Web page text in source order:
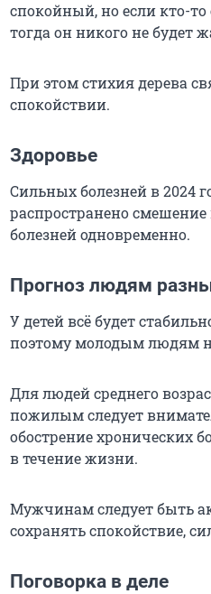
спокойный, но если кто-
тогда он никого не будет
При этом стихия дерева
спокойствии.
Здоровье
Сильных болезней в 2024
распространено смешение
болезней одновременно.
Прогноз людям
У детей всё будет
поэтому молодым людям
Для людей среднего
пожилым следует
обострение хронических
в течение жизни.
Мужчинам следует быть
сохранять спокойствие,
Поговорка в деле